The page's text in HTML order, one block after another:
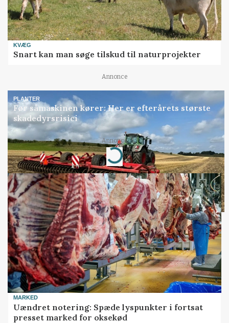
KVÆG
Snart kan man søge tilskud til naturprojekter
Annonce
PLANTER
Før såmaskinen kører: Her er efterårets største
skadedyrsrisici
Annonce
Loading...
MARKED
Uændret notering: Spæde lyspunkter i fortsat
presset marked for oksekød